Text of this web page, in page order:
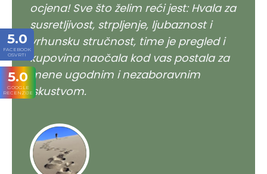
ocjena! Sve što želim reći jest: Hvala za
susretljivost, strpljenje, ljubaznost i
vrhunsku stručnost, time je pregled i
kupovina naočala kod vas postala za
mene ugodnim i nezaboravnim
iskustvom.
5.0
FACEBOOK
OSVRTI
5.0
GOOGLE
RECENZIJE